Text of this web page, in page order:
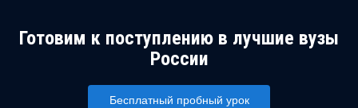
Готовим к поступлению в лучшие вузы
России
Бесплатный пробный урок